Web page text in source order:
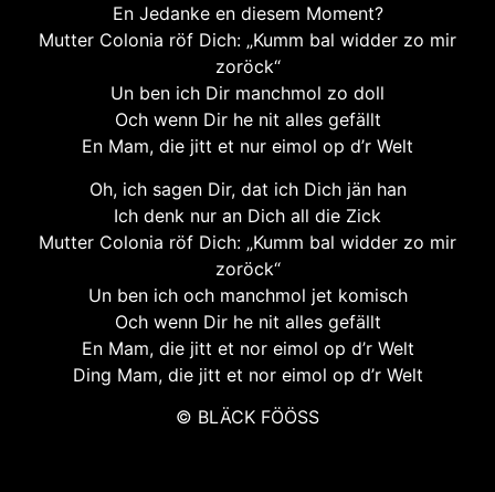
En Jedanke en diesem Moment?
Mutter Colonia röf Dich: „Kumm bal widder zo mir
zoröck“
Un ben ich Dir manchmol zo doll
Och wenn Dir he nit alles gefällt
En Mam, die jitt et nur eimol op d’r Welt
Oh, ich sagen Dir, dat ich Dich jän han
Ich denk nur an Dich all die Zick
Mutter Colonia röf Dich: „Kumm bal widder zo mir
zoröck“
Un ben ich och manchmol jet komisch
Och wenn Dir he nit alles gefällt
En Mam, die jitt et nor eimol op d’r Welt
Ding Mam, die jitt et nor eimol op d’r Welt
© BLÄCK FÖÖSS